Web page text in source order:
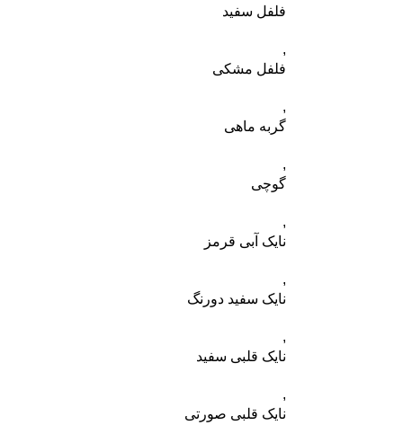
فلفل سفید
,
فلفل مشکی
,
گربه ماهی
,
گوچی
,
نایک آبی قرمز
,
نایک سفید دورنگ
,
نایک قلبی سفید
,
نایک قلبی صورتی